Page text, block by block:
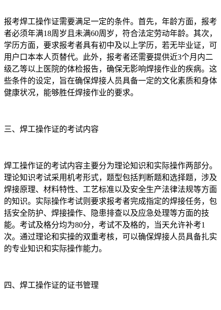
报考焊工操作证需要满足一定的条件。首先，年龄方面，报考
者必须年满18周岁且未满60周岁，符合法定劳动年龄。其次，
学历方面，要求报考者具有初中及以上学历，若无毕业证，可
用户口本本人页替代。此外，报考者还需要提供近3个月内二
级乙等以上医院的体检报告，确保无影响焊接作业的疾病。这
些条件的设定，旨在确保焊接人员具备一定的文化素质和身体
健康状况，能够胜任焊接作业的要求。
三、焊工操作证的考试内容
焊工操作证的考试内容主要分为理论知识和实际操作两部分。
理论知识考试采用机考形式，题型包括判断题和选择题，涉及
焊接原理、材料特性、工艺标准以及安全生产法律法规等方面
的知识。实际操作考试则要求报考者完成指定的焊接任务，包
括安全防护、焊接操作、隐患排查以及应急处理等方面的技
能。考试及格分均为80分，考试不及格的，当天允许补考1
次。通过理论和实操的双重考核，可以确保焊接人员具备扎实
的专业知识和实际操作能力。
四、焊工操作证的证书管理